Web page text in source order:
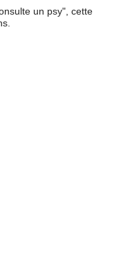
un psy", cette